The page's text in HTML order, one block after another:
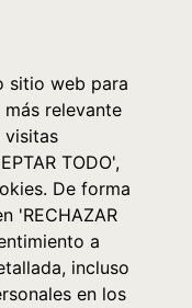
sitio web para
relevante
visitas
TODO',
De forma
'RECHAZAR
a
incluso
en los